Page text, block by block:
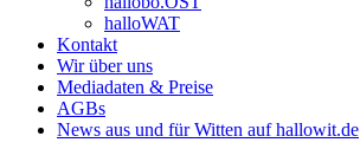
halloWAT
Kontakt
Wir über uns
Mediadaten & Preise
AGBs
News aus und für Witten auf hallowit.de